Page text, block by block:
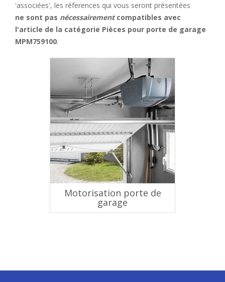
'associées', les réferences qui vous seront présentées
ne sont pas nécessairementcompatibles avec
l'article de la catégorie Pièces pour porte de garage
MPM759100.
Motorisation porte de
garage